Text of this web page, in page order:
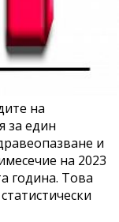
на
за един
и
на 2023
година. Това